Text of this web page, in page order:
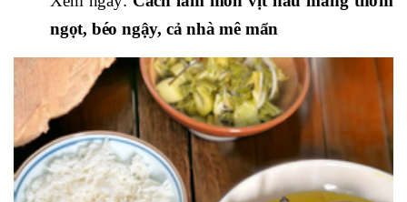
ngọt, béo ngậy, cả nhà mê mẩn